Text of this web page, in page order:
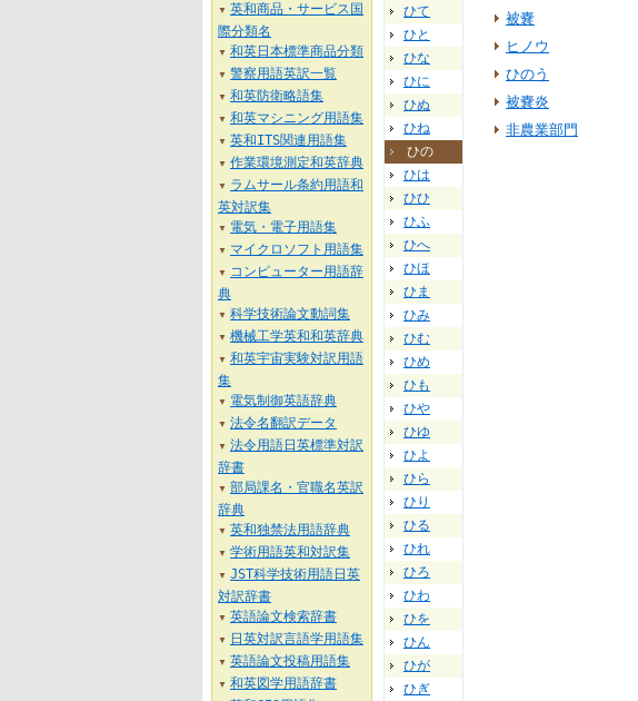
ひて
ひと
ひな
ひに
ひぬ
ひね
ひの
ひは
ひひ
ひふ
ひへ
ひほ
ひま
ひみ
ひむ
ひめ
ひも
ひや
ひゆ
ひよ
ひら
ひり
ひる
ひれ
ひろ
ひわ
ひを
ひん
ひが
ひぎ
被嚢
ヒノウ
ひのう
被嚢炎
非農業部門
▼ 英和商品・サービス国
際分類名
▼ 和英日本標準商品分類
▼ 警察用語英訳一覧
▼ 和英防衛略語集
▼ 和英マシニング用語集
▼ 英和ITS関連用語集
▼ 作業環境測定和英辞典
▼
ラムサール条約用語和
英対訳集
▼ 電気・電子用語集
▼ マイクロソフト用語集
▼
コンピューター用語辞
典
▼ 科学技術論文動詞集
▼ 機械工学英和和英辞典
▼ 和英宇宙実験対訳用語
集
▼ 電気制御英語辞典
▼ 法令名翻訳データ
▼ 法令用語日英標準対訳
辞書
▼ 部局課名・官職名英訳
辞典
▼ 英和独禁法用語辞典
▼ 学術用語英和対訳集
▼ JST科学技術用語日英
対訳辞書
▼ 英語論文検索辞書
▼ 日英対訳言語学用語集
▼ 英語論文投稿用語集
▼ 和英図学用語辞書